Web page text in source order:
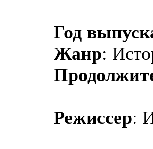
Год
Жанр:
Режиссер: